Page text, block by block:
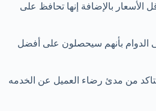
الأسعار بالإضافة إنها تحافظ على
الدوام بأنهم سيحصلون على أفضل
من مدئ رضاء العميل عن الخدمه